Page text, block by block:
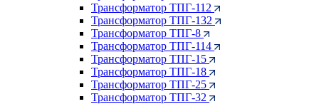
Трансформатор ТПГ-112
Трансформатор ТПГ-132
Трансформатор ТПГ-8
Трансформатор ТПГ-114
Трансформатор ТПГ-15
Трансформатор ТПГ-18
Трансформатор ТПГ-25
Трансформатор ТПГ-32